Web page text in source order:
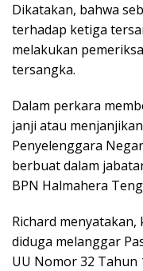
Dikatakan, bahwa
terhadap ketiga
melakukan
tersangka.
Dalam perkara
janji atau
Penyelenggara
berbuat dalam
BPN Halmahera
Richard
diduga melanggar
UU Nomor 32 Tahun